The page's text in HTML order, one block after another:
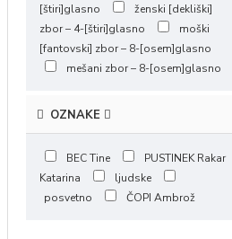
[štiri]glasno
ženski [dekliški]
zbor – 4-[štiri]glasno
moški
[fantovski] zbor – 8-[osem]glasno
mešani zbor – 8-[osem]glasno
OZNAKE
BEC Tine
PUSTINEK Rakar
Katarina
ljudske
posvetno
ČOPI Ambrož